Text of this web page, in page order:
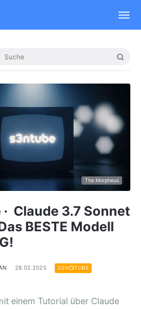
The Morpheus
Claude 3.7 Sonnet
BESTE Modell
28.02.2025 S3N📺TUBE
einem Tutorial über Claude